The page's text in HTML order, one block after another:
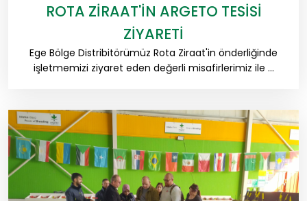
ROTA ZIRAAT'IN ARGETO TESISI
ZIYARETI
Ege Bölge Distribitörümüz Rota Ziraat'in önderliğinde
işletmemizi ziyaret eden değerli misafirlerimiz ile ...